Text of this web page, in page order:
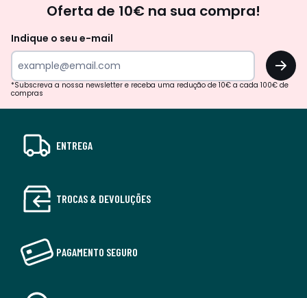
Oferta de 10€ na sua compra!
Indique o seu e-mail
OK
*Subscreva a nossa newsletter e receba uma redução de 10€ a cada 100€ de
compras
ENTREGA
TROCAS & DEVOLUÇÕES
PAGAMENTO SEGURO